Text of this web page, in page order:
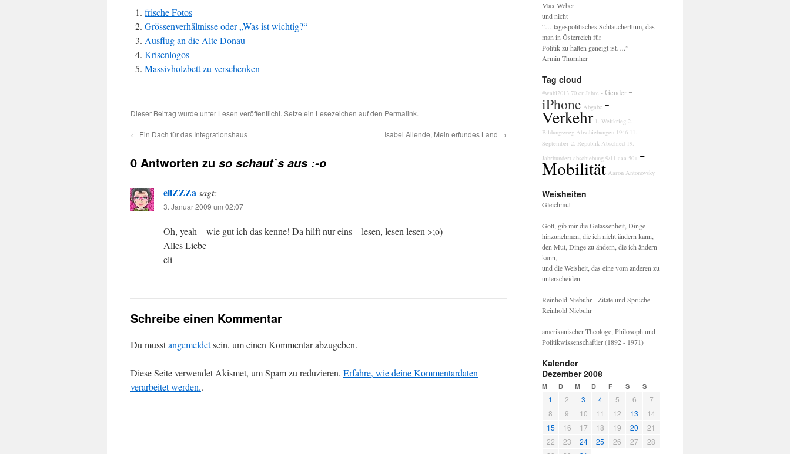
frische Fotos
Grössenverhältnisse oder „Was ist wichtig?“
Ausflug an die Alte Donau
Krisenlogos
Massivholzbett zu verschenken
Dieser Beitrag wurde unter Lesen veröffentlicht. Setze ein Lesezeichen auf den Permalink.
← Ein Dach für das Integrationshaus Isabel Allende, Mein erfundes Land →
0 Antworten zu so schaut`s aus :-o
eliZZZasagt:
3. Januar 2009 um 02:07
Oh, yeah – wie gut ich das kenne! Da hilft nur eins – lesen, lesen lesen >;o)
Alles Liebe
eli
Schreibe einen Kommentar
Du musstangemeldetsein, um einen Kommentar abzugeben.
Diese Seite verwendet Akismet, um Spam zu reduzieren. Erfahre, wie deine Kommentardaten
verarbeitet werden..
Max Weber
und nicht
“….tagespolitisches Schlaucherltum, das
man in Österreich für
Politik zu halten geneigt ist….”
Armin Thurnher
Tag cloud
#wahl2013 70 er Jahre - Gender -
iPhone Abgabe -
Verkehr 1. Weltkrieg 2.
Bildungsweg Abschiebungen 1946 11.
September 2. Republik Abschied 19.
Jahrhundert abschiebung 9/11 aaa 50+ -
Mobilität Aaron Antonovsky
Weisheiten
Gleichmut
Gott, gib mir die Gelassenheit, Dinge
hinzunehmen, die ich nicht ändern kann,
den Mut, Dinge zu ändern, die ich ändern
kann,
und die Weisheit, das eine vom anderen zu
unterscheiden.
Reinhold Niebuhr - Zitate und Sprüche
Reinhold Niebuhr
amerikanischer Theologe, Philosoph und
Politikwissenschaftler (1892 - 1971)
Kalender
Dezember 2008
M D M D F S S
1 2 3 4 5 6
7
8
9 10 11 12 13
14
15
16 17 18 19 20
21
22
23 24 25 26 27
28